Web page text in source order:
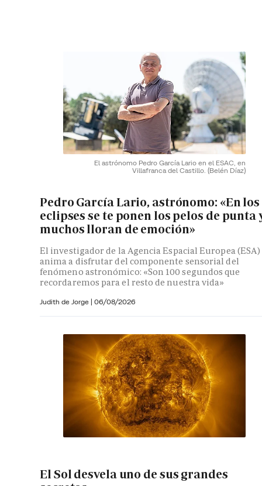
El astrónomo Pedro García Lario en el ESAC, en
Villafranca del Castillo. (Belén Díaz)
Pedro García Lario, astrónomo: «En los
eclipses se te ponen los pelos de punta
muchos lloran de emoción»
El investigador de la Agencia Espacial Europea (ESA)
anima a disfrutar del componente sensorial del
fenómeno astronómico: «Son 100 segundos que
recordaremos para el resto de nuestra vida»
Judith de Jorge | 06/08/2026
El Sol desvela uno de sus grandes